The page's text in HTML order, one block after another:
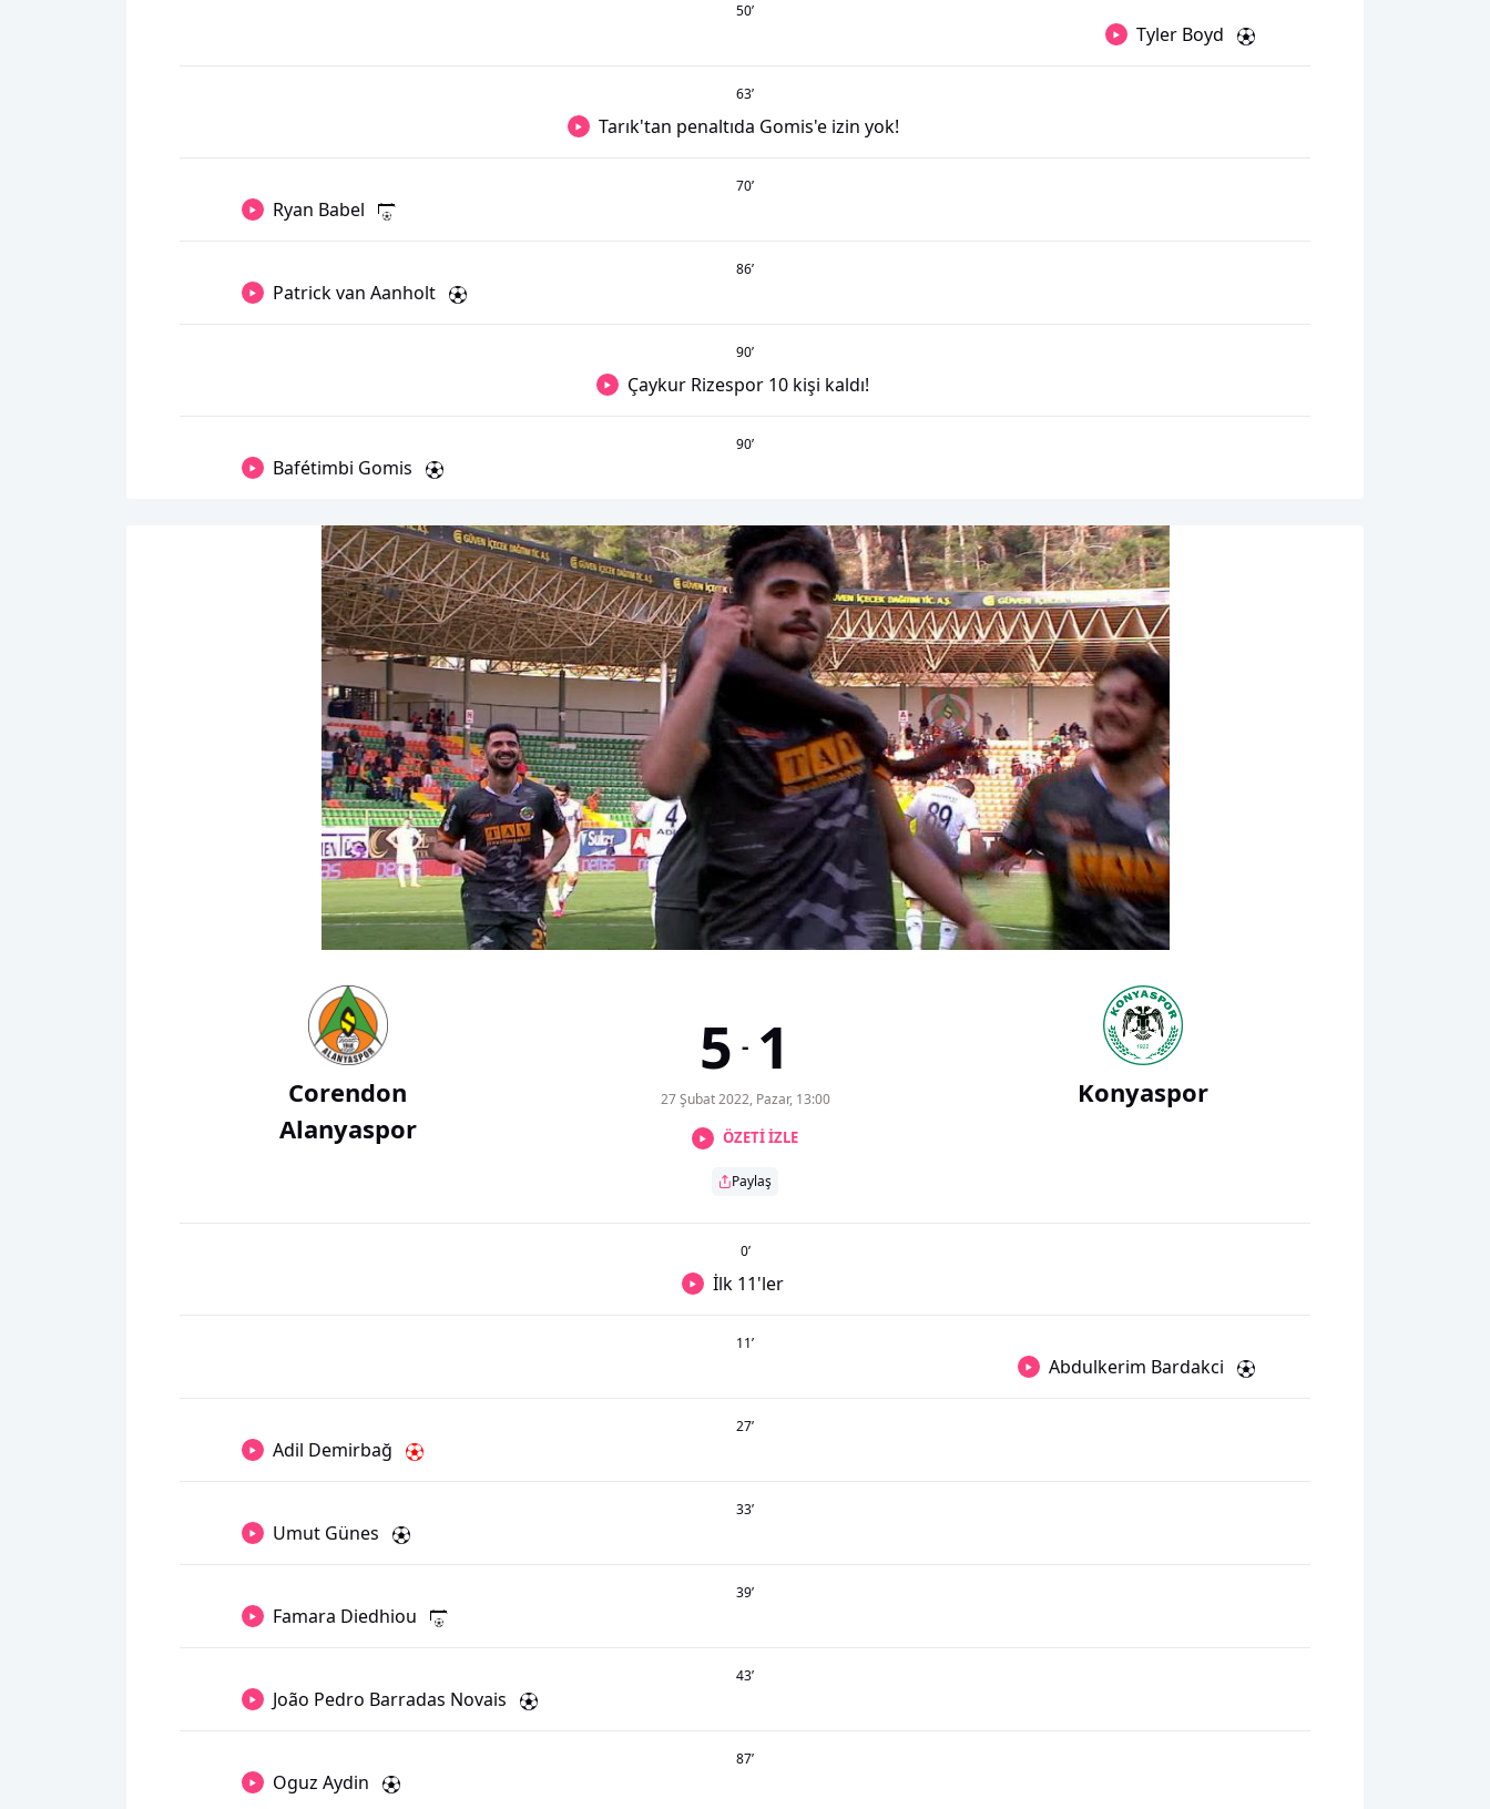
50’
Tyler Boyd
63’
Tarık'tan penaltıda Gomis'e izin yok!
70’
Ryan Babel
86’
Patrick van Aanholt
90’
Çaykur Rizespor 10 kişi kaldı!
90’
Bafétimbi Gomis
Corendon
Alanyaspor
5 - 1
27 Şubat 2022, Pazar, 13:00
ÖZETİ İZLE
Paylaş
Konyaspor
0’
İlk 11'ler
11’
Abdulkerim Bardakci
27’
Adil Demirbağ
33’
Umut Günes
39’
Famara Diedhiou
43’
João Pedro Barradas Novais
87’
Oguz Aydin